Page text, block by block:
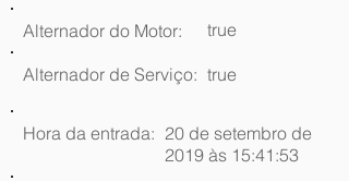
Alternador do Motor: true
Alternador de Serviço: true
Hora da entrada: 20 de setembro de
2019 às 15:41:53